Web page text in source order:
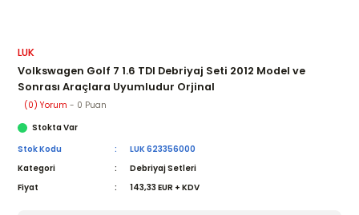
LUK
Volkswagen Golf 7 1.6 TDI Debriyaj Seti 2012 Model ve
Sonrası Araçlara Uyumludur Orjinal
(0) Yorum - 0 Puan
Stokta Var
Stok Kodu
LUK 623356000
Kategori
Debriyaj Setleri
Fiyat
143,33 EUR + KDV